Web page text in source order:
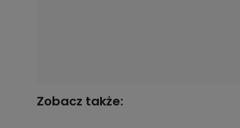
Zobacz także: